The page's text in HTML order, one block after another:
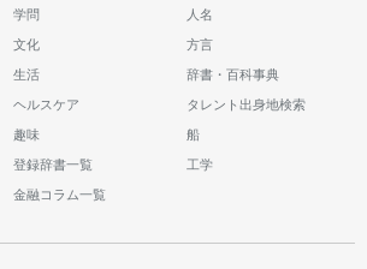
学問 人名
文化 方言
生活 辞書・百科事典
ヘルスケア タレント出身地検索
趣味 船
登録辞書一覧 工学
金融コラム一覧